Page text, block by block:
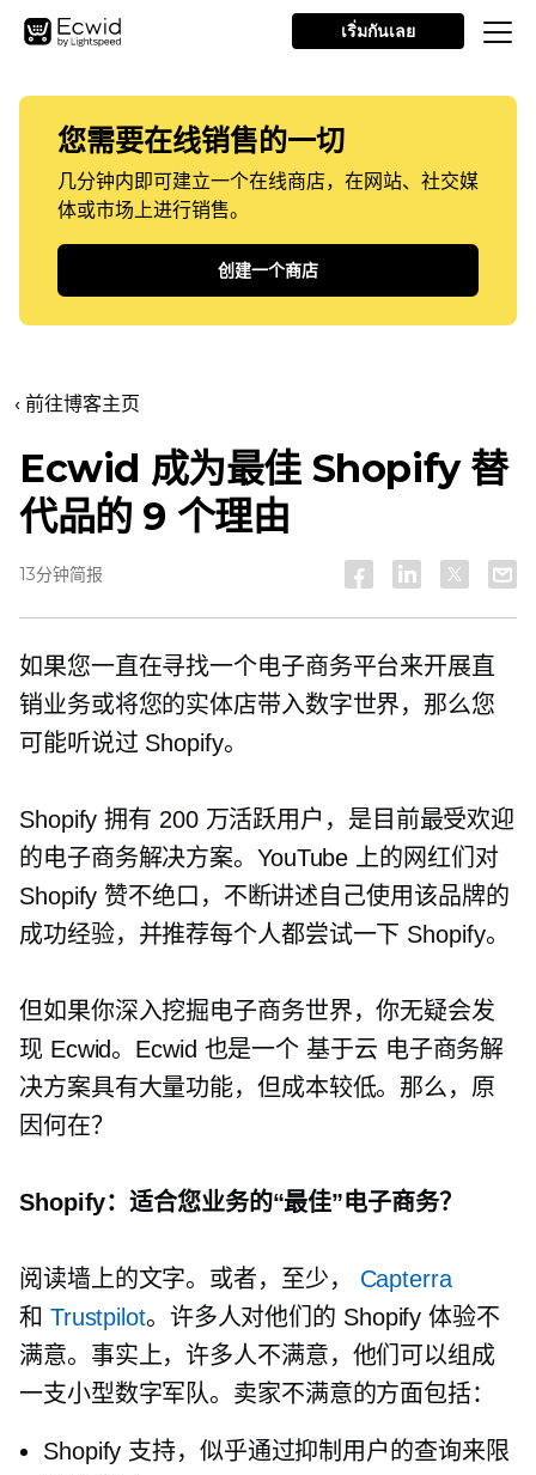
เริ่มกันเลย
您需要在线销售的一切
几分钟内即可建立一个在线商店，在网站、社交媒
体或市场上进行销售。
创建一个商店
‹ 前往博客主页
Ecwid 成为最佳 Shopify 替
代品的 9 个理由
13分钟简报
如果您一直在寻找一个电子商务平台来开展直
销业务或将您的实体店带入数字世界，那么您
可能听说过 Shopify。
Shopify 拥有 200 万活跃用户，是目前最受欢迎
的电子商务解决方案。YouTube 上的网红们对
Shopify 赞不绝口，不断讲述自己使用该品牌的
成功经验，并推荐每个人都尝试一下 Shopify。
但如果你深入挖掘电子商务世界，你无疑会发
现 Ecwid。Ecwid 也是一个 基于云 电子商务解
决方案具有大量功能，但成本较低。那么，原
因何在？
Shopify：适合您业务的“最佳”电子商务？
阅读墙上的文字。或者，至少， Capterra
和 Trustpilot。许多人对他们的 Shopify 体验不
满意。事实上，许多人不满意，他们可以组成
一支小型数字军队。卖家不满意的方面包括：
Shopify 支持，似乎通过抑制用户的查询来限